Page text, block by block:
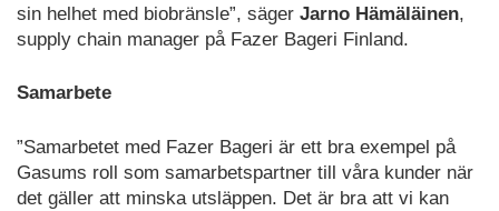
sin helhet med biobränsle”, säger Jarno Hämäläinen,
supply chain manager på Fazer Bageri Finland.
Samarbete
”Samarbetet med Fazer Bageri är ett bra exempel på
Gasums roll som samarbetspartner till våra kunder när
det gäller att minska utsläppen. Det är bra att vi kan